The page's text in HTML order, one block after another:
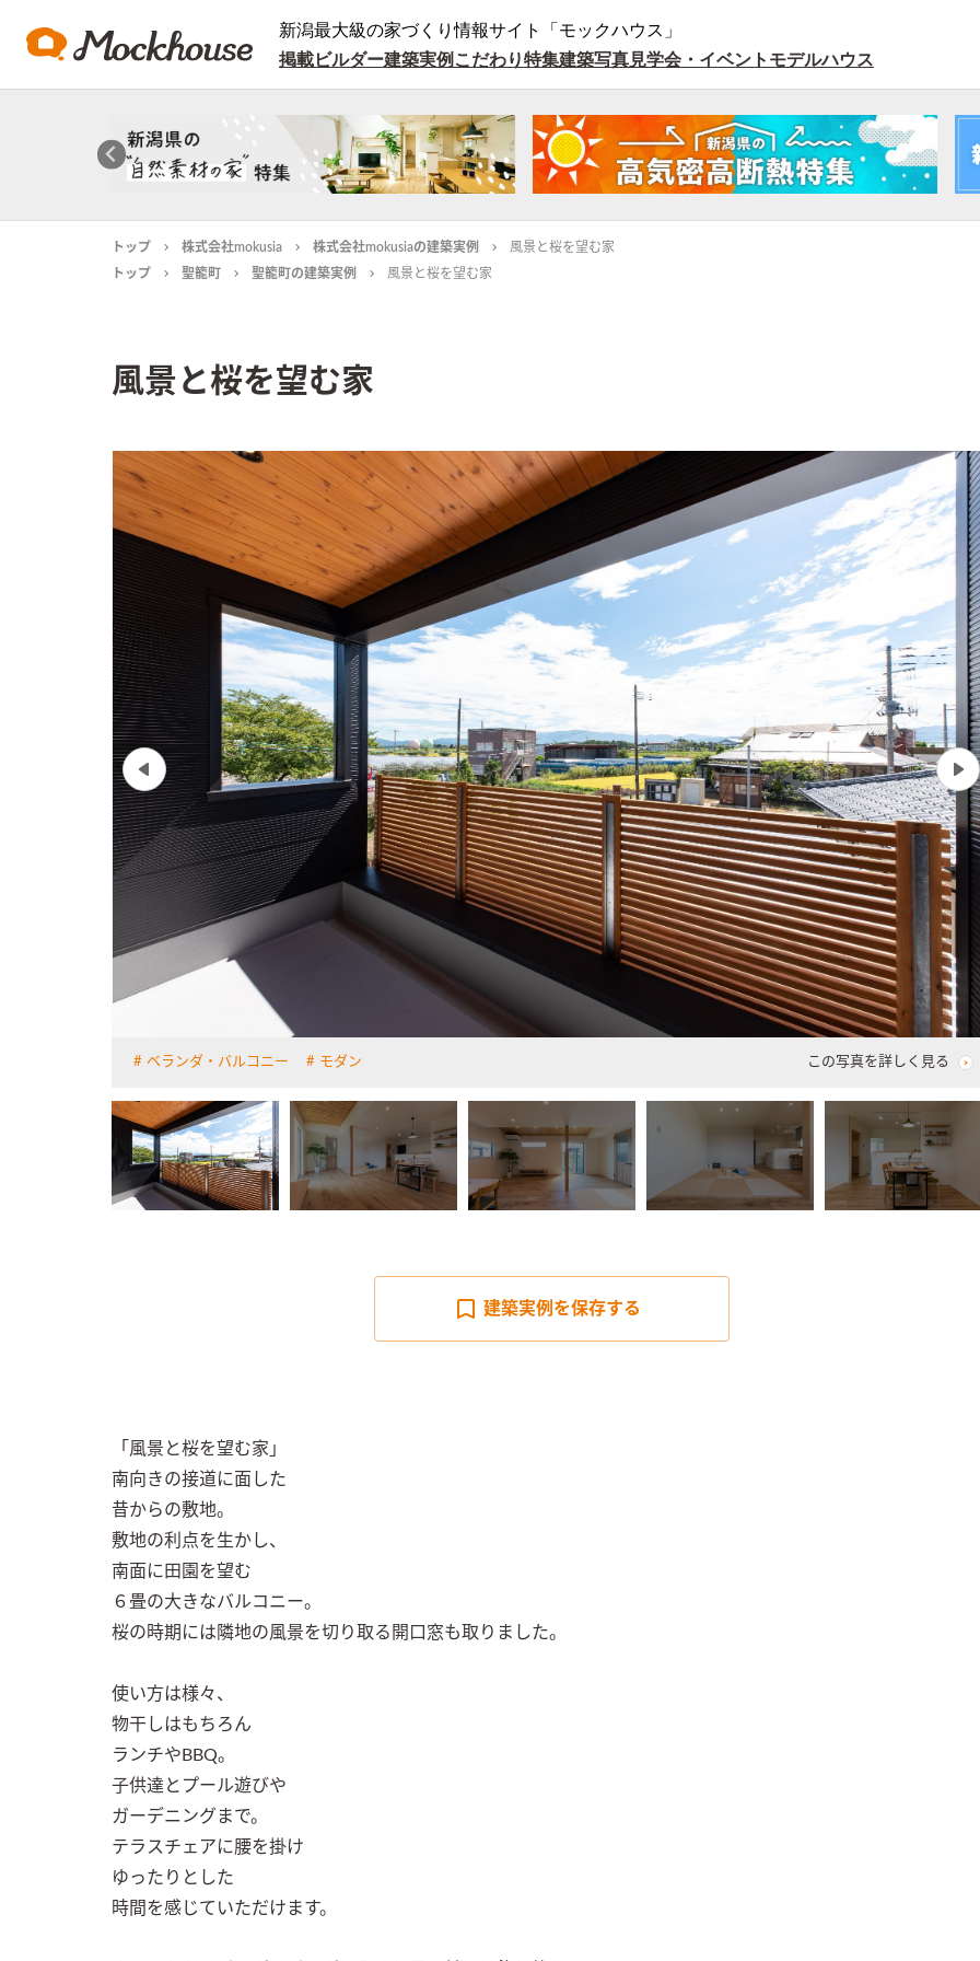
新潟最大級の家づくり情報サイト「モックハウス」
掲載ビルダー建築実例 こだわり特集建築写真見学会・イベント モデルハウス
トップ 株式会社mokusia 株式会社mokusiaの建築実例
風景と桜を望む家
トップ
聖籠町 聖籠町の建築実例 風景と桜を望む家
風景と桜を望む家
ベランダ・バルコニー モダン この写真を詳しく見る
建築実例を保存する
「風景と桜を望む家」
南向きの接道に面した
昔からの敷地。
敷地の利点を生かし、
南面に田園を望む
６畳の大きなバルコニー。
桜の時期には隣地の風景を切り取る開口窓も取りました。
使い方は様々、
物干しはもちろん
ランチやBBQ。
子供達とプール遊びや
ガーデニングまで。
テラスチェアに腰を掛け
ゆったりとした
時間を感じていただけます。